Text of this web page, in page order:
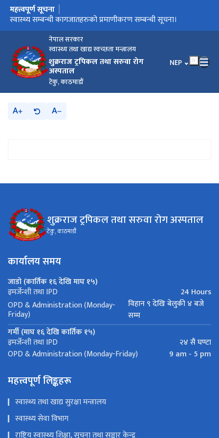
नेपाल सरकार
स्वास्थ्य तथा खाद्य स्वच्छता मन्त्रालय
शुक्रराज ट्रपिकल तथा सरुवा रोग
अस्पताल
टेकु, काठमाडौं
भाषा चयन गर्नुहोस्
NEP
मुख्य नेभिगेसनमा जानुहोस्
महत्त्वपूर्ण सूचना
मौजुदा सूचिमा सूचिकृत हुने बारे सूचना।
स्वास्थ्य सम्बन्धी कागजातहरुको प्रमाणीकरण सम्बन्धी सूचना।
बोलपत्र छनौट सम्बन्धि सूचना/गोला प्रथा
अङ्गदानको लागि आवश्यक कागजातहरु
A A
शुक्रराज ट्रपिकल तथा सरुवा रोग अस्पताल
टेकु, काठमाडौं
कार्यालय समय
जाडो (कार्तिक १६ देखि माघ १५)
इमर्जेन्शी तथा IPD
24 Hours
OPD & Administration (Monday-
Friday)
विहान ९ देखि बेलुकी ४ बजे
सम्म
गर्मी (माघ १६ देखि कार्तिक १५)
इमर्जेन्शी तथा IPD
२४ सै घण्टा
OPD & Administration (Monday-Friday)
9 am - 5 pm
महत्त्वपूर्ण लिङ्कहरू
स्वास्थ्य तथा खाद्य सुरक्षा मन्त्रालय
स्वास्थ्य सेवा विभाग
राष्ट्रिय स्वास्थ्य शिक्षा, सूचना तथा सञ्चार केन्द्र